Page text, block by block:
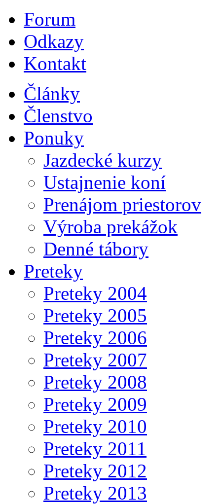
Forum
Odkazy
Kontakt
Články
Členstvo
Ponuky
Jazdecké kurzy
Ustajnenie koní
Prenájom priestorov
Výroba prekážok
Denné tábory
Preteky
Preteky 2004
Preteky 2005
Preteky 2006
Preteky 2007
Preteky 2008
Preteky 2009
Preteky 2010
Preteky 2011
Preteky 2012
Preteky 2013